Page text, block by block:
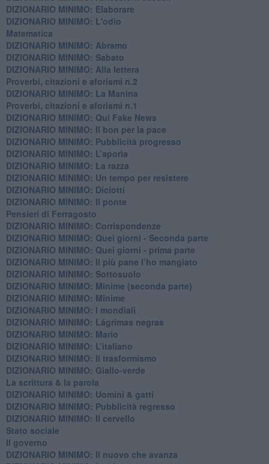
DIZIONARIO MINIMO: Elaborare
DIZIONARIO MINIMO: L'odio
​Matematica
DIZIONARIO MINIMO: Abramo
DIZIONARIO MINIMO: Sabato
​DIZIONARIO MINIMO: Alla lettera
Proverbi, citazioni e aforismi n.2
DIZIONARIO MINIMO: La Manina
​Proverbi, citazioni e aforismi n.1
DIZIONARIO MINIMO: Qui Fake News
DIZIONARIO MINIMO: ​Il bon per la pace
DIZIONARIO MINIMO: Pubblicità progresso
DIZIONARIO MINIMO: L’aporìa
DIZIONARIO MINIMO: La razza
DIZIONARIO MINIMO: Un tempo per resistere
DIZIONARIO MINIMO: Diciotti
DIZIONARIO MINIMO: Il ponte
Pensieri di Ferragosto
DIZIONARIO MINIMO: Corrispondenze
DIZIONARIO MINIMO: Quei giorni - Seconda parte
DIZIONARIO MINIMO: Quei giorni - prima parte
DIZIONARIO MINIMO: Il più pane l’ho mangiato
DIZIONARIO MINIMO: Sottosuolo
DIZIONARIO MINIMO: Minime (seconda parte)
DIZIONARIO MINIMO: Minime
DIZIONARIO MINIMO: ​I mondiali
DIZIONARIO MINIMO: ​Lágrimas negras
DIZIONARIO MINIMO: Mario
DIZIONARIO MINIMO: L’italiano
DIZIONARIO MINIMO: Il trasformismo
DIZIONARIO MINIMO: Giallo-verde
La scrittura & la parola
​DIZIONARIO MINIMO: Uomini & gatti
DIZIONARIO MINIMO: ​Pubblicità regresso
DIZIONARIO MINIMO: Il cervello
Stato sociale
Il governo
DIZIONARIO MINIMO: Il nuovo che avanza